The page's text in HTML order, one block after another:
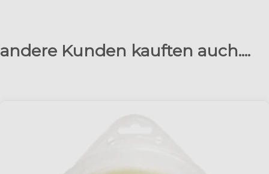
andere Kunden kauften auch....